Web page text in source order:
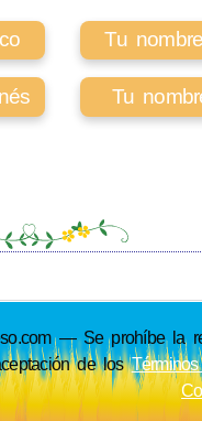
Tu
Tu
— Se prohíbe la
de los